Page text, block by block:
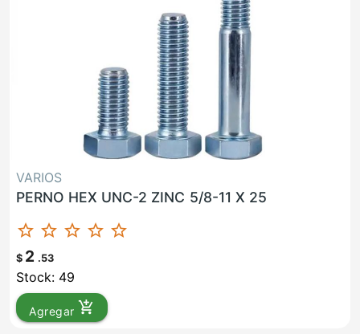
VARIOS
PERNO HEX UNC-2 ZINC 5/8-11 X 25
star_border star_border star_border star_border star_border
$ 2 .53
Stock: 49
Agregar add_shopping_cart